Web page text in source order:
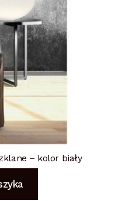
– kolor biały